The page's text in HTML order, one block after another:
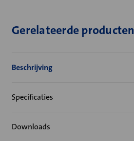
Gerelateerde producten
Beschrijving
Specificaties
Downloads